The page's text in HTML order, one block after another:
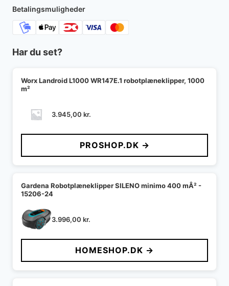
Betalingsmuligheder
Har du set?
Worx Landroid L1000 WR147E.1 robotplæneklipper, 1000
m²
3.945,00 kr.
PROSHOP.DK →
Gardena Robotplæneklipper SILENO minimo 400 mÂ² -
15206-24
3.996,00 kr.
HOMESHOP.DK →